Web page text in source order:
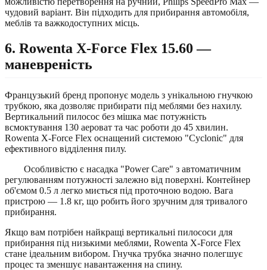
чудовий варіант. Він підходить для прибирання автомобіля,
меблів та важкодоступних місць.
6. Rowenta X-Force Flex 15.60 —
маневреність
Французький бренд пропонує модель з унікальною гнучкою
трубкою, яка дозволяє прибирати під меблями без нахилу.
Вертикальний пилосос без мішка має потужність
всмоктування 130 аероват та час роботи до 45 хвилин.
Rowenta X-Force Flex оснащений системою "Cyclonic" для
ефективного відділення пилу.
Особливістю є насадка "Power Care" з автоматичним
регулюванням потужності залежно від поверхні. Контейнер
об'ємом 0.5 л легко миється під проточною водою. Вага
пристрою — 1.8 кг, що робить його зручним для тривалого
прибирання.
Якщо вам потрібен найкращі вертикальні пилососи для
прибирання під низькими меблями, Rowenta X-Force Flex
стане ідеальним вибором. Гнучка трубка значно полегшує
процес та зменшує навантаження на спину.